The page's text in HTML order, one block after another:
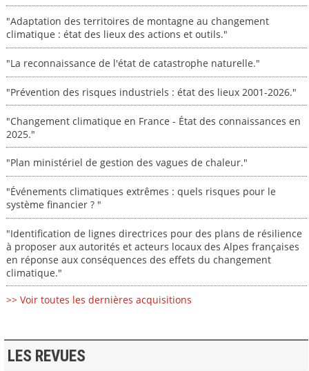
"Adaptation des territoires de montagne au changement
climatique : état des lieux des actions et outils."
"La reconnaissance de l'état de catastrophe naturelle."
"Prévention des risques industriels : état des lieux 2001-2026."
"Changement climatique en France - État des connaissances en
2025."
"Plan ministériel de gestion des vagues de chaleur."
"Événements climatiques extrêmes : quels risques pour le
système financier ? "
"Identification de lignes directrices pour des plans de résilience
à proposer aux autorités et acteurs locaux des Alpes françaises
en réponse aux conséquences des effets du changement
climatique."
>> Voir toutes les dernières acquisitions
LES REVUES